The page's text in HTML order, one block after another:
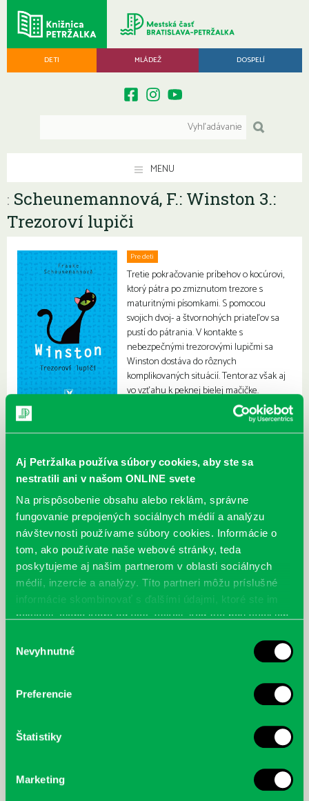
Aj Petržalka používa súbory cookies, aby ste sa
nestratili ani v našom ONLINE svete
Na prispôsobenie obsahu alebo reklám, správne
fungovanie prepojených sociálnych médií a analýzu
návštevnosti používame súbory cookies. Informácie o
tom, ako používate naše webové stránky, teda
poskytujeme aj našim partnerom v oblasti sociálnych
médií, inzercie a analýzy. Títo partneri môžu príslušné
informácie skombinovať s ďalšími údajmi, ktoré ste im
poskytli, alebo ktoré od vás získali, keď ste používali ich
súhlasu
Nevyhnutné
Preferencie
Štatistiky
Marketing
DETI MLÁDEŽ DOSPELÍ
MENU
: Scheunemannová, F.: Winston 3.:
Trezoroví lupiči
Pre deti
Tretie pokračovanie príbehov o kocúrovi,
ktorý pátra po zmiznutom trezore s
maturitnými písomkami. S pomocou
svojich dvoj- a štvornohých priateľov sa
pustí do pátrania. V kontakte s
nebezpečnými trezorovými lupičmi sa
Winston dostáva do rôznych
komplikovaných situácií. Tentoraz však aj
vo vzťahu k peknej bielej mačičke.
cyklistu modernej doby: